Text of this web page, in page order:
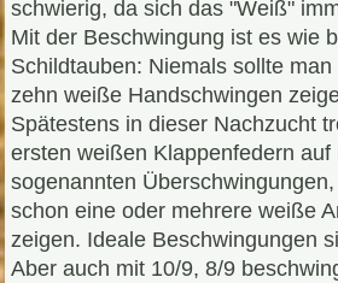
schwierig, da sich das "Weiß"
Mit der Beschwingung ist es wie
Schildtauben: Niemals sollte
zehn weiße Handschwingen
Spätestens in dieser Nachzucht
ersten weißen Klappenfedern auf
sogenannten
schon eine oder mehrere weiße
zeigen. Ideale Beschwingungen
Aber auch mit 10/9, 8/9